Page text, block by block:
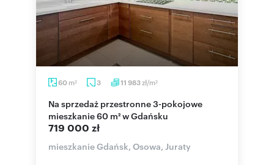
60 m2 3 11 983zł/m2
Na sprzedaż przestronne 3-pokojowe
mieszkanie 60 m² w Gdańsku
719 000 zł
mieszkanie Gdańsk, Osowa, Juraty